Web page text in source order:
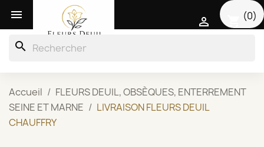
 (0)

search
Accueil
FLEURS DEUIL, OBSÈQUES, ENTERREMENT
SEINE ET MARNE
LIVRAISON FLEURS DEUIL
CHAUFFRY